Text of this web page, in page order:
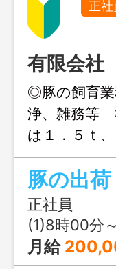
正社
有限会
◎豚の飼育
浄、雑務等
は１．５ｔ
変更なし
豚の出
正社員
(1)8時00分
月給